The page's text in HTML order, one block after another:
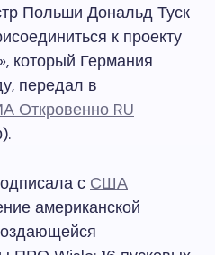
Польши Дональд Туск
к проекту
который Германия
передал в
Откровенно RU
с США
американской